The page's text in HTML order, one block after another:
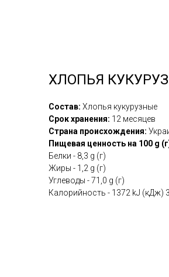
ХЛОПЬЯ
Состав: Хлопья кукурузные
Срок хранения: 12 месяцев
Страна происхождения:
Пищевая ценность на 100 g
Белки - 8,3 g (г)
Жиры - 1,2 g (г)
Углеводы - 71,0 g (г)
Калорийность - 1372 kJ (кДж)